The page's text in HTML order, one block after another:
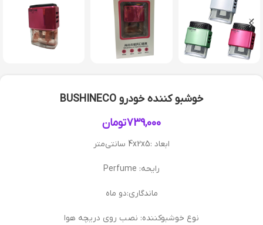
خوشبو کننده خودرو BUSHINECO
739,000تومان
ابعاد :4x2x5 سانتی‌متر
رایحه: Perfume
ماندگاری:دو ماه
نوع خوشبوکننده: نصب روی دریچه هوا